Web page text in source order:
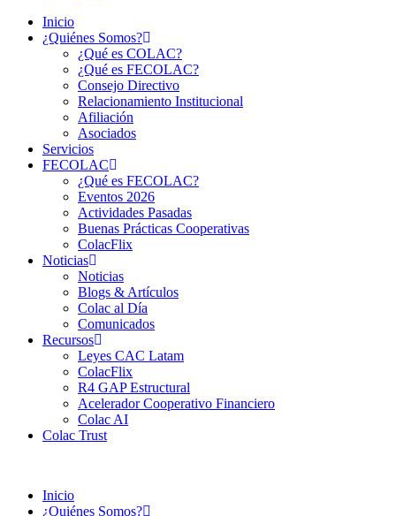
Inicio
¿Quiénes Somos?
¿Qué es COLAC?
¿Qué es FECOLAC?
Consejo Directivo
Relacionamiento Institucional
Afiliación
Asociados
Servicios
FECOLAC
¿Qué es FECOLAC?
Eventos 2026
Actividades Pasadas
Buenas Prácticas Cooperativas
ColacFlix
Noticias
Noticias
Blogs & Artículos
Colac al Día
Comunicados
Recursos
Leyes CAC Latam
ColacFlix
R4 GAP Estructural
Acelerador Cooperativo Financiero
Colac AI
Colac Trust
Inicio
¿Quiénes Somos?